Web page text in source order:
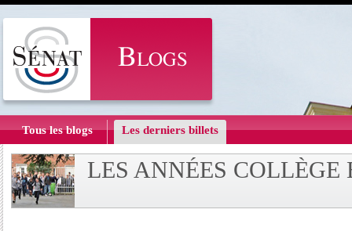
Tous les blogs Les derniers billets
LES ANNÉES COLLÈGE